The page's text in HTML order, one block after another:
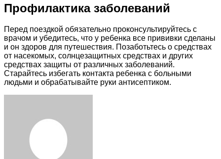
Профилактика заболеваний
Перед поездкой обязательно проконсультируйтесь с
врачом и убедитесь, что у ребенка все прививки сделаны
и он здоров для путешествия. Позаботьтесь о средствах
от насекомых, солнцезащитных средствах и других
средствах защиты от различных заболеваний.
Старайтесь избегать контакта ребенка с больными
людьми и обрабатывайте руки антисептиком.